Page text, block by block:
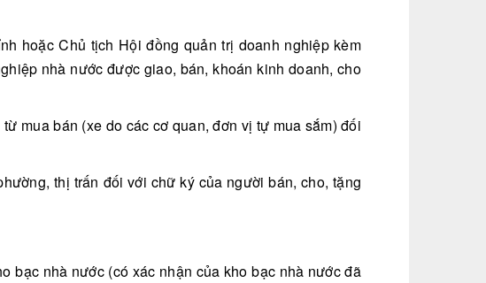
hoặc Chủ tịch Hội đồng quản trị doanh nghiệp kèm
nhà nước được giao, bán, khoán kinh doanh, cho
mua bán (xe do các cơ quan, đơn vị tự mua sắm) đối
thị trấn đối với chữ ký của người bán, cho, tặng
bạc nhà nước (có xác nhận của kho bạc nhà nước đã